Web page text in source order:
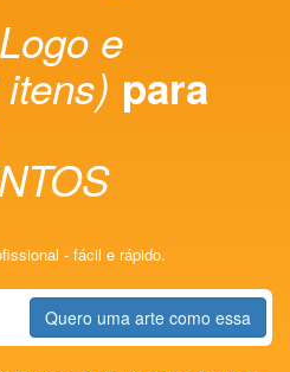
Logo e
para
- fácil e rápido.
Quero uma arte como essa